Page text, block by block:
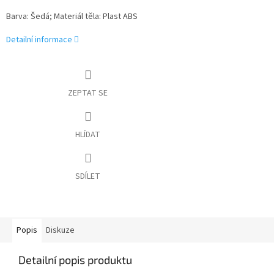
Barva: Šedá; Materiál těla: Plast ABS
Detailní informace
ZEPTAT SE
HLÍDAT
SDÍLET
Popis Diskuze
Detailní popis produktu